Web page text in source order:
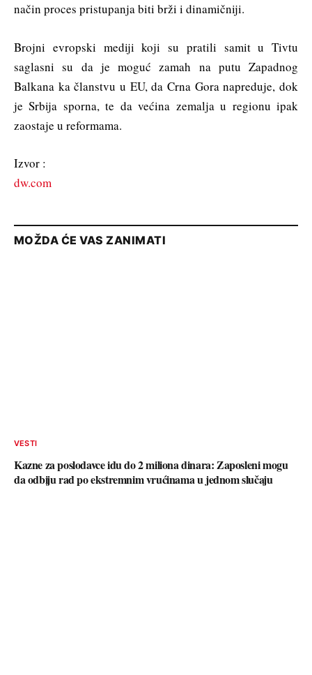
način proces pristupanja biti brži i dinamičniji.
Brojni evropski mediji koji su pratili samit u Tivtu
saglasni su da je moguć zamah na putu Zapadnog
Balkana ka članstvu u EU, da Crna Gora napreduje, dok
je Srbija sporna, te da većina zemalja u regionu ipak
zaostaje u reformama.
Izvor :
dw.com
MOŽDA ĆE VAS ZANIMATI
VESTI
Kazne za poslodavce idu do 2 miliona dinara: Zaposleni mogu
da odbiju rad po ekstremnim vrućinama u jednom slučaju